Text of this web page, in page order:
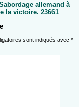
allemand à
la victoire. 23661
sont indiqués avec *